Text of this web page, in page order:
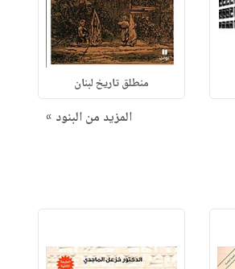
منطلق تاريخ لبنان
المزيد من البنود »